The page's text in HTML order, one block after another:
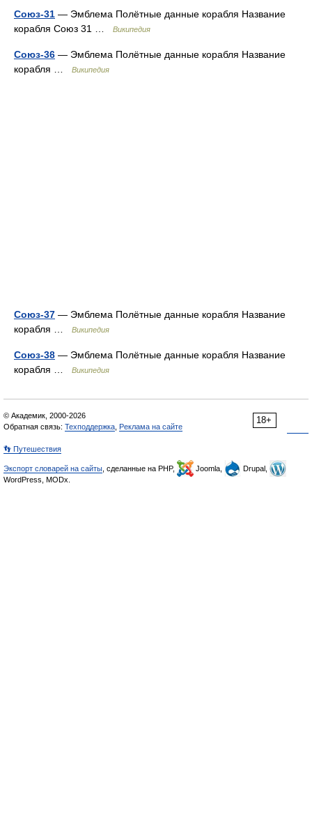
Союз-31 — Эмблема Полётные данные корабля Название
корабля Союз 31 …
Википедия
Союз-36 — Эмблема Полётные данные корабля Название
корабля …
Википедия
Союз-37 — Эмблема Полётные данные корабля Название
корабля …
Википедия
Союз-38 — Эмблема Полётные данные корабля Название
корабля …
Википедия
18+
© Академик, 2000-2026
Обратная связь: Техподдержка Реклама на сайте
👣 Путешествия
Экспорт словарей на сайты , сделанные на PHP, Joomla,
Drupal,
WordPress, MODx.